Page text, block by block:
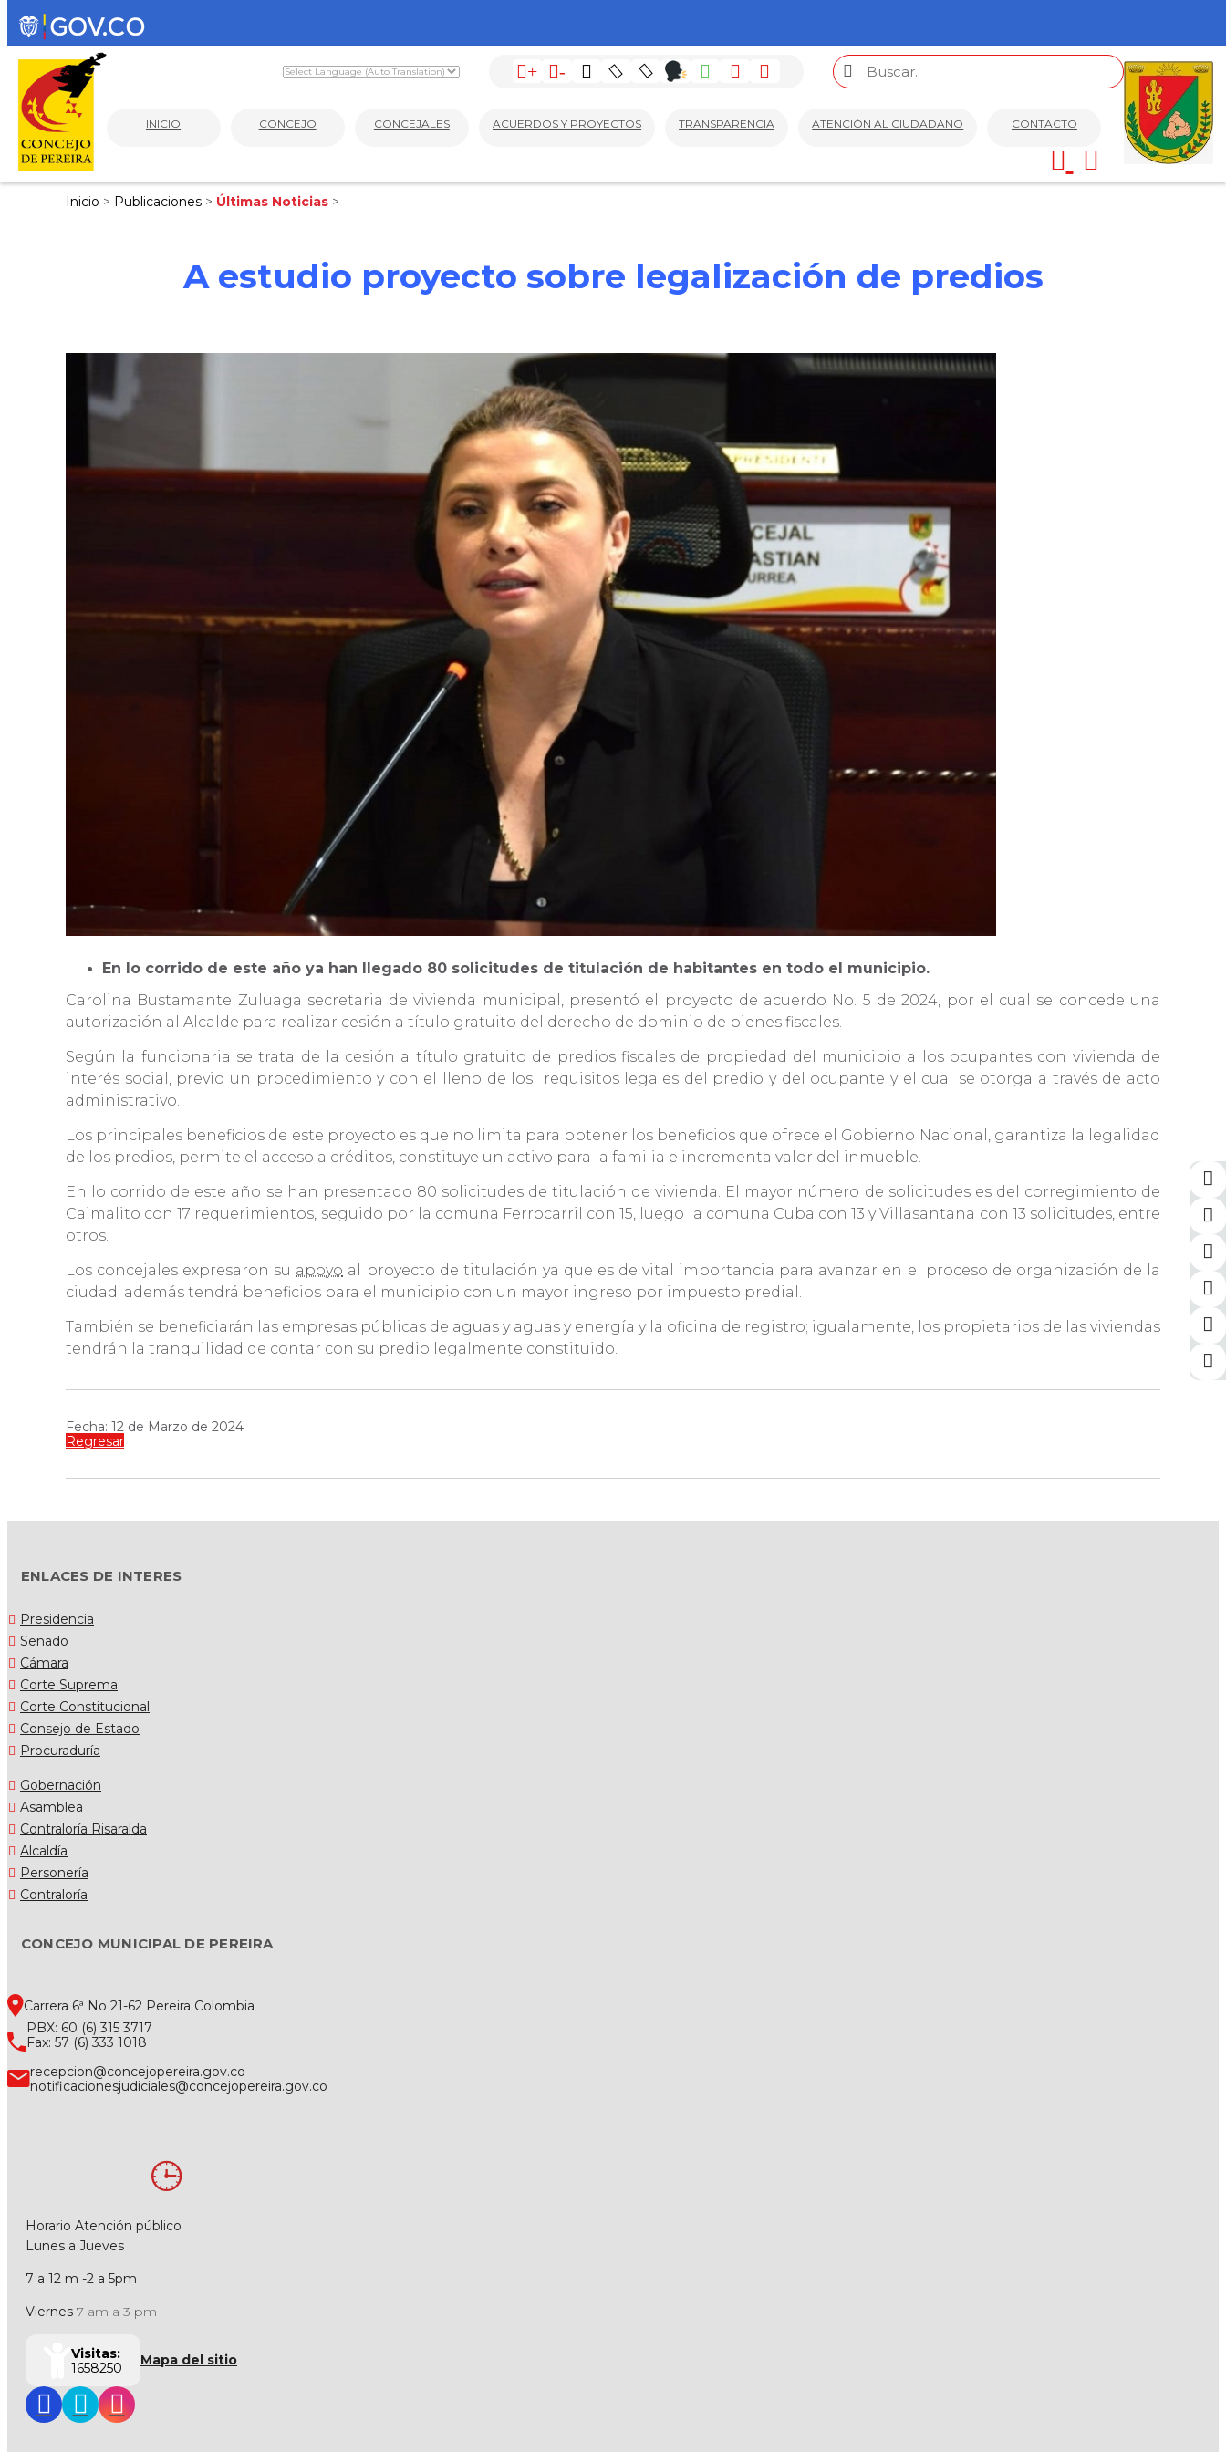
+ -
INICIO CONCEJO CONCEJALES ACUERDOS Y PROYECTOS TRANSPARENCIA ATENCIÓN AL CIUDADANO CONTACTO
Inicio > Publicaciones > Últimas Noticias >
A estudio proyecto sobre legalización de predios
En lo corrido de este año ya han llegado 80 solicitudes de titulación de habitantes en todo el municipio.
Carolina Bustamante Zuluaga secretaria de vivienda municipal, presentó el proyecto de acuerdo No. 5 de 2024, por el cual se concede una
autorización al Alcalde para realizar cesión a título gratuito del derecho de dominio de bienes fiscales.
Según la funcionaria se trata de la cesión a título gratuito de predios fiscales de propiedad del municipio a los ocupantes con vivienda de
interés social, previo un procedimiento y con el lleno de los requisitos legales del predio y del ocupante y el cual se otorga a través de acto
administrativo.
Los principales beneficios de este proyecto es que no limita para obtener los beneficios que ofrece el Gobierno Nacional, garantiza la legalidad
de los predios, permite el acceso a créditos, constituye un activo para la familia e incrementa valor del inmueble.
En lo corrido de este año se han presentado 80 solicitudes de titulación de vivienda. El mayor número de solicitudes es del corregimiento de
Caimalito con 17 requerimientos, seguido por la comuna Ferrocarril con 15, luego la comuna Cuba con 13 y Villasantana con 13 solicitudes, entre
otros.
Los concejales expresaron su apoyo al proyecto de titulación ya que es de vital importancia para avanzar en el proceso de organización de la
ciudad; además tendrá beneficios para el municipio con un mayor ingreso por impuesto predial.
También se beneficiarán las empresas públicas de aguas y aguas y energía y la oficina de registro; igualamente, los propietarios de las viviendas
tendrán la tranquilidad de contar con su predio legalmente constituido.
Fecha: 12 de Marzo de 2024
Regresar
ENLACES DE INTERES
Presidencia
Senado
Cámara
Corte Suprema
Corte Constitucional
Consejo de Estado
Procuraduría
Gobernación
Asamblea
Contraloría Risaralda
Alcaldía
Personería
Contraloría
CONCEJO MUNICIPAL DE PEREIRA
Carrera 6ª No 21-62 Pereira Colombia
PBX: 60 (6) 315 3717
Fax: 57 (6) 333 1018
recepcion@concejopereira.gov.co
notificacionesjudiciales@concejopereira.gov.co
Horario Atención público
Lunes a Jueves
7 a 12 m -2 a 5pm
Viernes 7 am a 3 pm
Visitas:
1658250
Mapa del sitio